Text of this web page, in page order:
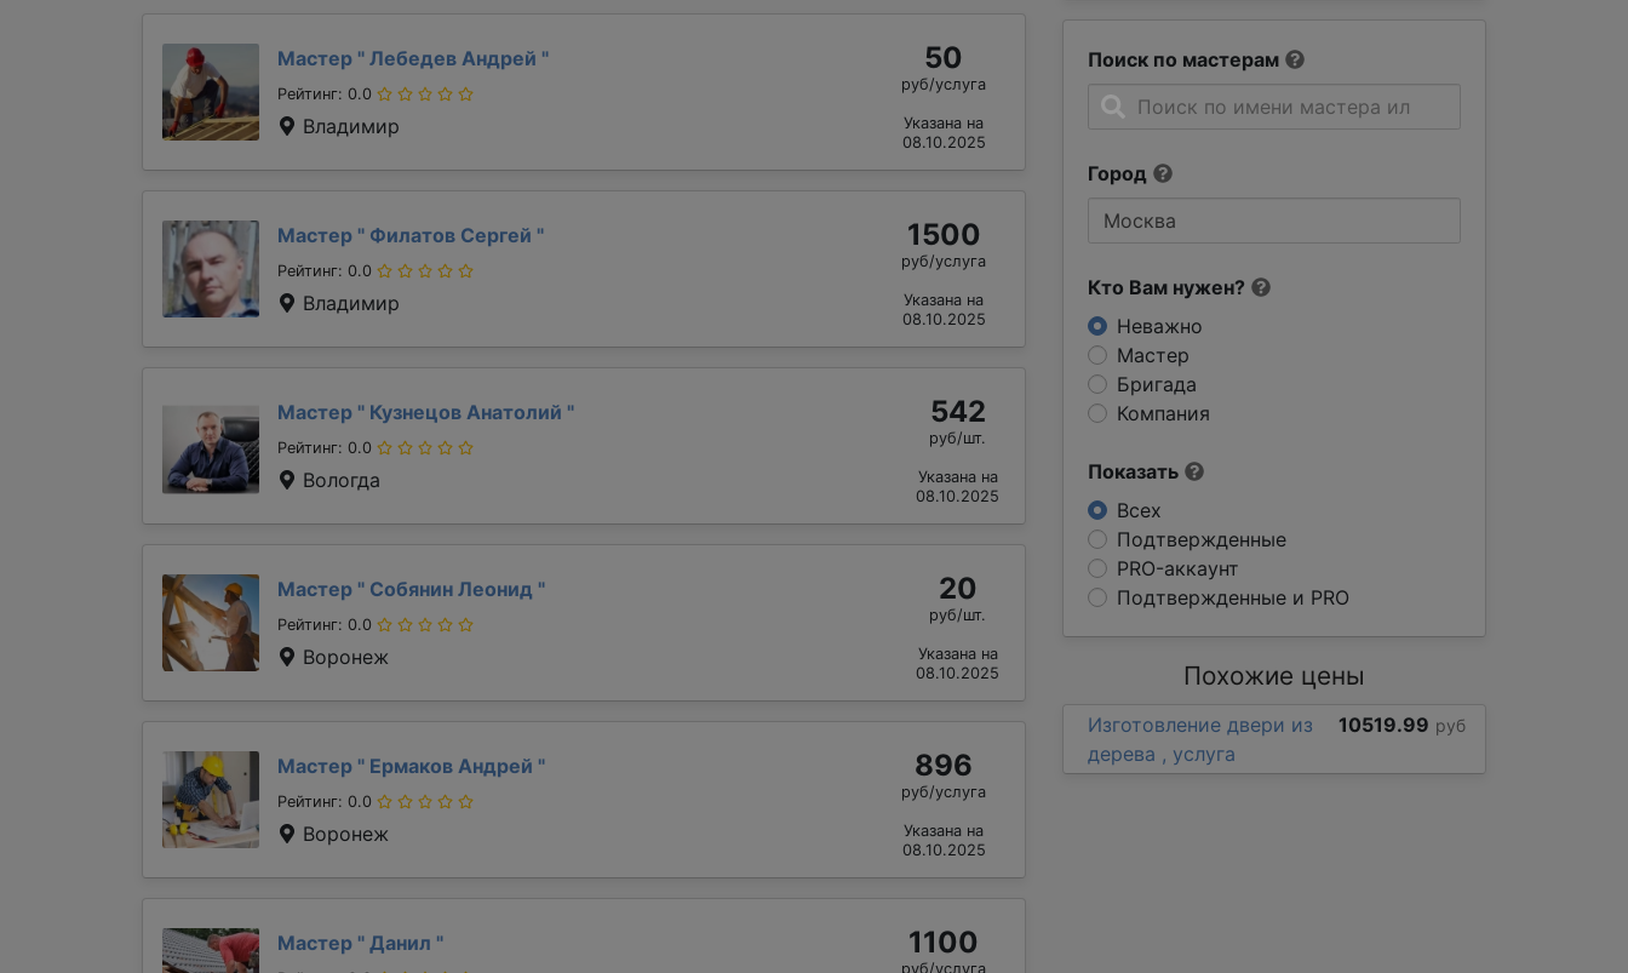
Поиск по мастерам
Город
Кто Вам нужен?
Неважно
Мастер
Бригада
Компания
Показать
Всех
Подтвержденные
PRO-аккаунт
Подтвержденные и PRO
Мастер " Лебедев Андрей "
Рейтинг: 0.0
Владимир
50
руб/услуга
Указана на
08.10.2025
Мастер " Филатов Сергей "
Рейтинг: 0.0
Владимир
1500
руб/услуга
Указана на
08.10.2025
Мастер " Кузнецов Анатолий "
Рейтинг: 0.0
Вологда
542
руб/шт.
Указана на
08.10.2025
Мастер " Собянин Леонид "
Рейтинг: 0.0
Воронеж
20
руб/шт.
Указана на
08.10.2025
Мастер " Ермаков Андрей "
Рейтинг: 0.0
Воронеж
896
руб/услуга
Указана на
08.10.2025
Мастер " Данил " 1100
руб/услуга
Похожие цены
Изготовление двери из
дерева , услуга
10519.99 руб